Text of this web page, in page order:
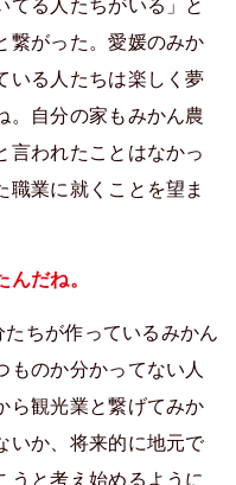
繋がった。愛媛のみか
いる人たちは楽しく夢
。自分の家もみかん農
言われたことはなかっ
業に就くことを望ま
だね。
ちが作っているみかん
ものか分かってない人
ら観光業と繋げてみか
いか、将来的に地元で
うと考え始めるように